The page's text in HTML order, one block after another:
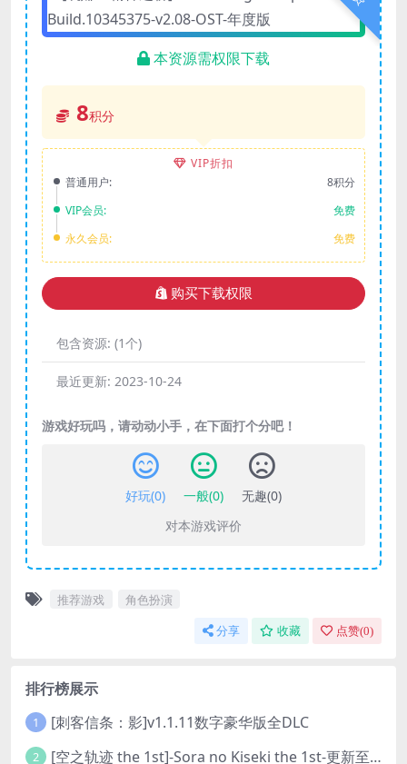
本资源需权限下载
8积分
VIP折扣
普通用户:
8积分
VIP会员:
免费
永久会员:
免费
购买下载权限
包含资源: (1个)
最近更新: 2023-10-24
游戏好玩吗，请动动小手，在下面打个分吧！
好玩(0) 一般(0) 无趣(0)
对本游戏评价
推荐游戏 角色扮演
分享 收藏 点赞(0)
排行榜展示
1 [刺客信条：影]v1.1.11数字豪华版全DLC
2 [空之轨迹 the 1st]-Sora no Kiseki the 1st-更新至v1.06.4-全DLC